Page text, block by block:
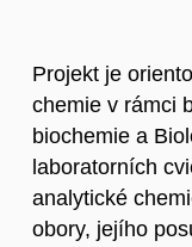
Projekt je
chemie v rámci
biochemie a
laboratorních
analytické
obory, jejího